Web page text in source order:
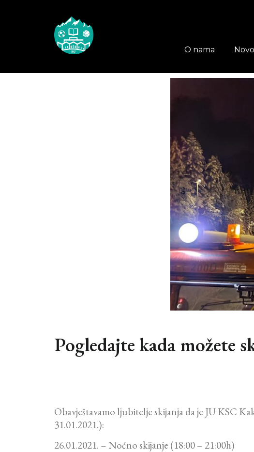
O nama
Pogledajte kada možete
Obavještavamo ljubitelje skijanja da je JU KSC
31.01.2021.):
26.01.2021. – Noćno skijanje (18:00 – 21:00h)